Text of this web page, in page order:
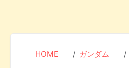
HOME ガンダム